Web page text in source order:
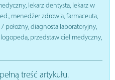
lekarz dentysta, lekarz w
menedżer zdrowia, farmaceuta,
położny, diagnosta laboratoryjny,
przedstawiciel medyczny,
treść artykułu.